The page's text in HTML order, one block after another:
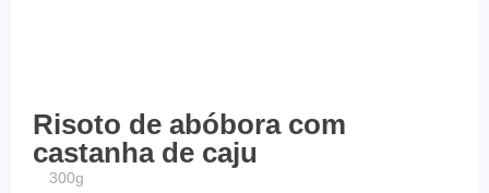
Risoto de abóbora com
castanha de caju
300g